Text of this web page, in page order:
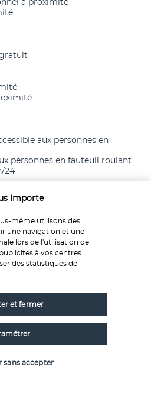
à proximité
aux personnes en
personnes en fauteuil roulant
24
pied ou à vélo à proximité
fine
importe
même utilisons des
une navigation et une
lors de l'utilisation de
à vos centres
des statistiques de
sans accepter
et fermer